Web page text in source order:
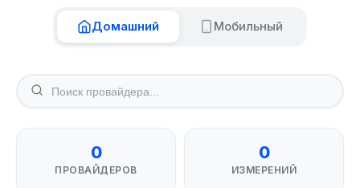
Домашний Мобильный
0
ПРОВАЙДЕРОВ
0
ИЗМЕРЕНИЙ